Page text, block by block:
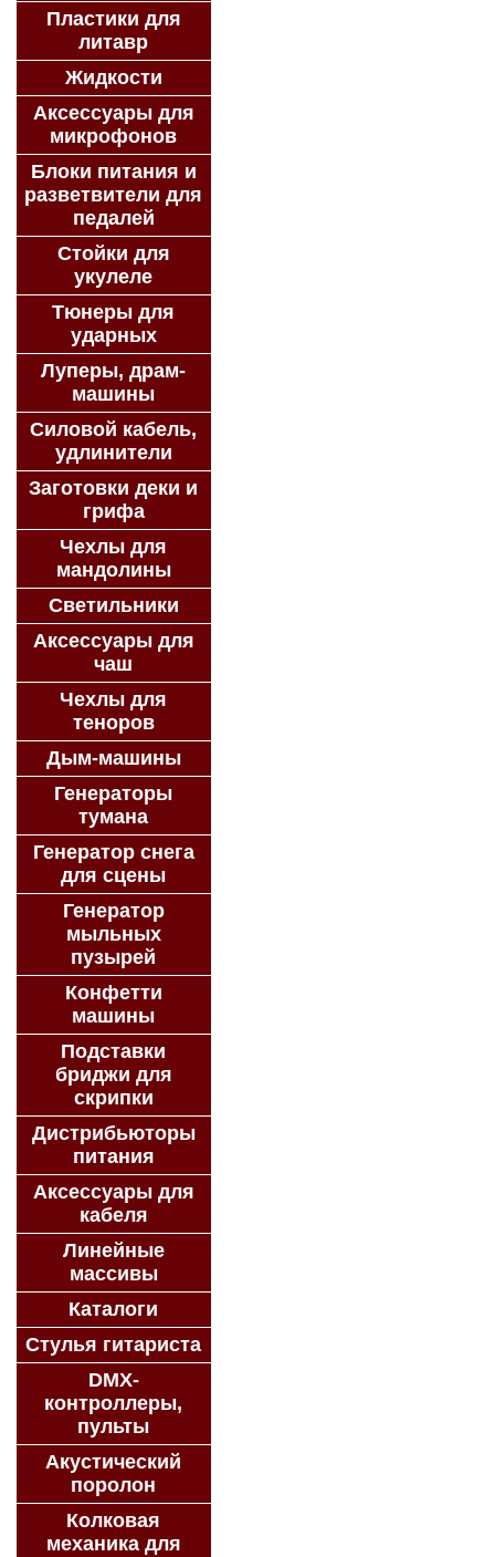
Пластики для
литавр
Жидкости
Аксессуары для
микрофонов
Блоки питания и
разветвители для
педалей
Стойки для
укулеле
Тюнеры для
ударных
Луперы, драм-
машины
Силовой кабель,
удлинители
Заготовки деки и
грифа
Чехлы для
мандолины
Светильники
Аксессуары для
чаш
Чехлы для
теноров
Дым-машины
Генераторы
тумана
Генератор снега
для сцены
Генератор
мыльных
пузырей
Конфетти
машины
Подставки
бриджи для
скрипки
Дистрибьюторы
питания
Аксессуары для
кабеля
Линейные
массивы
Каталоги
Стулья гитариста
DMX-
контроллеры,
пульты
Акустический
поролон
Колковая
механика для